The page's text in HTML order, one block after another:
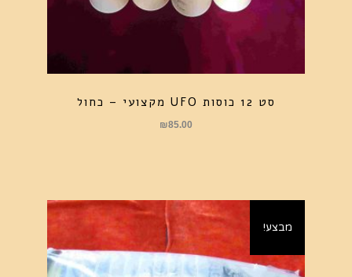
סט 12 כוסות UFO מקצועי – כחול
₪85.00
מבצע!